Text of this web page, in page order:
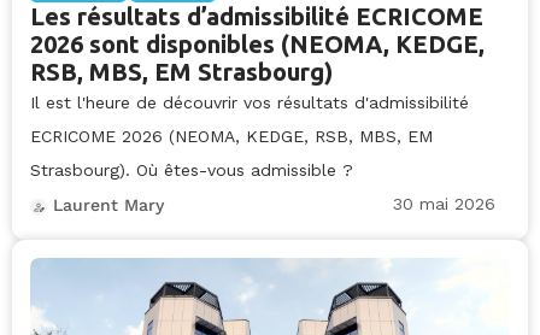
Les résultats d’admissibilité ECRICOME
2026 sont disponibles (NEOMA, KEDGE,
RSB, MBS, EM Strasbourg)
Il est l'heure de découvrir vos résultats d'admissibilité
ECRICOME 2026 (NEOMA, KEDGE, RSB, MBS, EM
Strasbourg). Où êtes-vous admissible ?
Laurent Mary
30 mai 2026